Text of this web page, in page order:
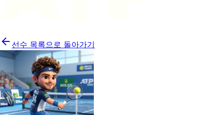
선수 목록으로 돌아가기